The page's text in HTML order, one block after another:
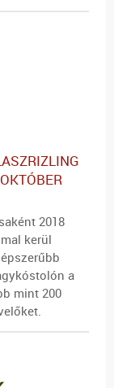
2018
kerül
a
mint 200